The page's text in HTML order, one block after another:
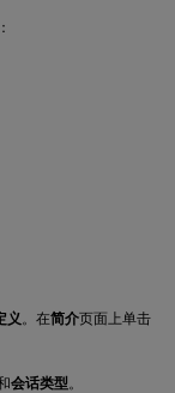
义 。在简介页面上单击
会话类型 。